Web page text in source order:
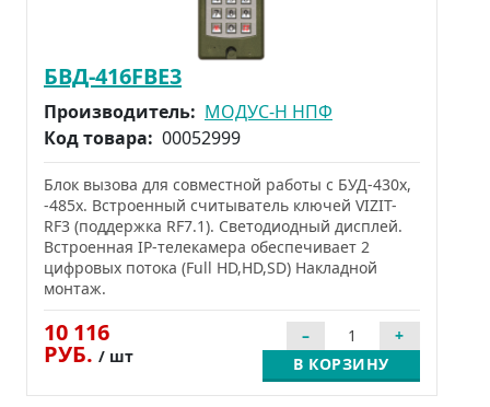
БВД-416FBE3
Производитель: МОДУС-Н НПФ
Код товара: 00052999
Блок вызова для совместной работы с БУД-430х,
-485х. Встроенный считыватель ключей VIZIT-
RF3 (поддержка RF7.1). Cветодиодный дисплей.
Встроенная IP-телекамера обеспечивает 2
цифровых потока (Full HD,HD,SD) Накладной
монтаж.
10 116
РУБ. / шт В КОРЗИНУ